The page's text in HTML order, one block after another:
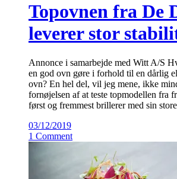
Topovnen fra De
leverer stor
Annonce i samarbejde med Witt A/S
en god ovn gøre i forhold til en dårlig
ovn? En hel del, vil jeg mene, ikke
fornøjelsen af at teste topmodellen fra
først og fremmest brillerer med sin
03/12/2019
1 Comment